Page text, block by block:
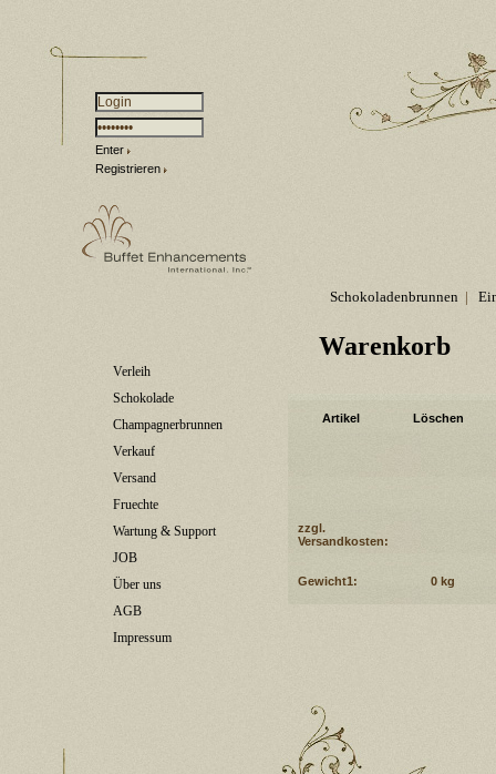
Enter
Registrieren
Verleih
Schokolade
Champagnerbrunnen
Verkauf
Versand
Fruechte
Wartung & Support
JOB
Über uns
AGB
Impressum
Schokoladenbrunnen |
Warenkorb
Artikel Löschen
zzgl.
Versandkosten:
Gewicht1: 0 kg